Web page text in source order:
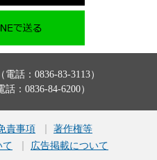
：0836-83-3113）
：0836-84-6200）
責事項
著作権等
て
広告掲載について